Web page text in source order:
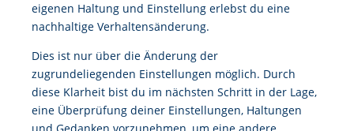
eigenen Haltung und Einstellung erlebst du eine
nachhaltige Verhaltensänderung.
Dies ist nur über die Änderung der
zugrundeliegenden Einstellungen möglich. Durch
diese Klarheit bist du im nächsten Schritt in der Lage,
eine Überprüfung deiner Einstellungen, Haltungen